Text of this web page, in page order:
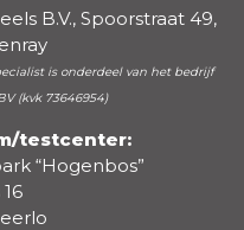
B.V., Spoorstraat 49,
is onderdeel van het bedrijf
(kvk 73646954)
testcenter:
“Hogenbos”